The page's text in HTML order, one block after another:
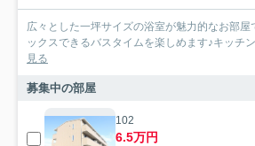
広々とした一坪サイズの浴室が魅力的なお部屋
ックスできるバスタイムを楽しめます♪キッチ
見る
募集中の部屋
102
6.5万円